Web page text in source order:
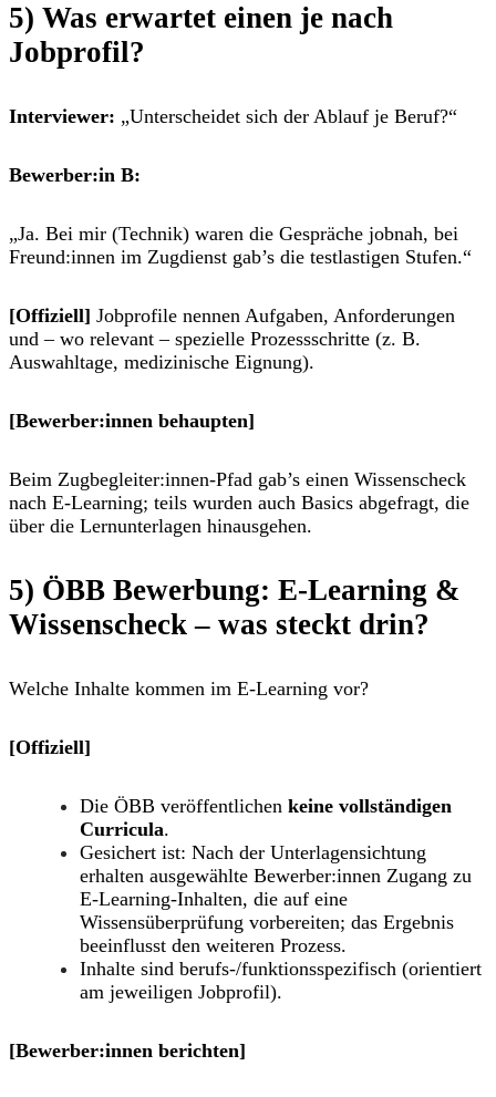
5) Was erwartet einen je nach
Jobprofil?
Interviewer: „Unterscheidet sich der Ablauf je Beruf?“
Bewerber:in B:
„Ja. Bei mir (Technik) waren die Gespräche jobnah, bei
Freund:innen im Zugdienst gab’s die testlastigen Stufen.“
[Offiziell] Jobprofile nennen Aufgaben, Anforderungen
und – wo relevant – spezielle Prozessschritte (z. B.
Auswahltage, medizinische Eignung).
[Bewerber:innen behaupten]
Beim Zugbegleiter:innen-Pfad gab’s einen Wissenscheck
nach E-Learning; teils wurden auch Basics abgefragt, die
über die Lernunterlagen hinausgehen.
5) ÖBB Bewerbung: E-Learning &
Wissenscheck – was steckt drin?
Welche Inhalte kommen im E-Learning vor?
[Offiziell]
Die ÖBB veröffentlichen keine vollständigen
Curricula.
Gesichert ist: Nach der Unterlagensichtung
erhalten ausgewählte Bewerber:innen Zugang zu
E-Learning-Inhalten, die auf eine
Wissensüberprüfung vorbereiten; das Ergebnis
beeinflusst den weiteren Prozess.
Inhalte sind berufs-/funktionsspezifisch (orientiert
am jeweiligen Jobprofil).
[Bewerber:innen berichten]